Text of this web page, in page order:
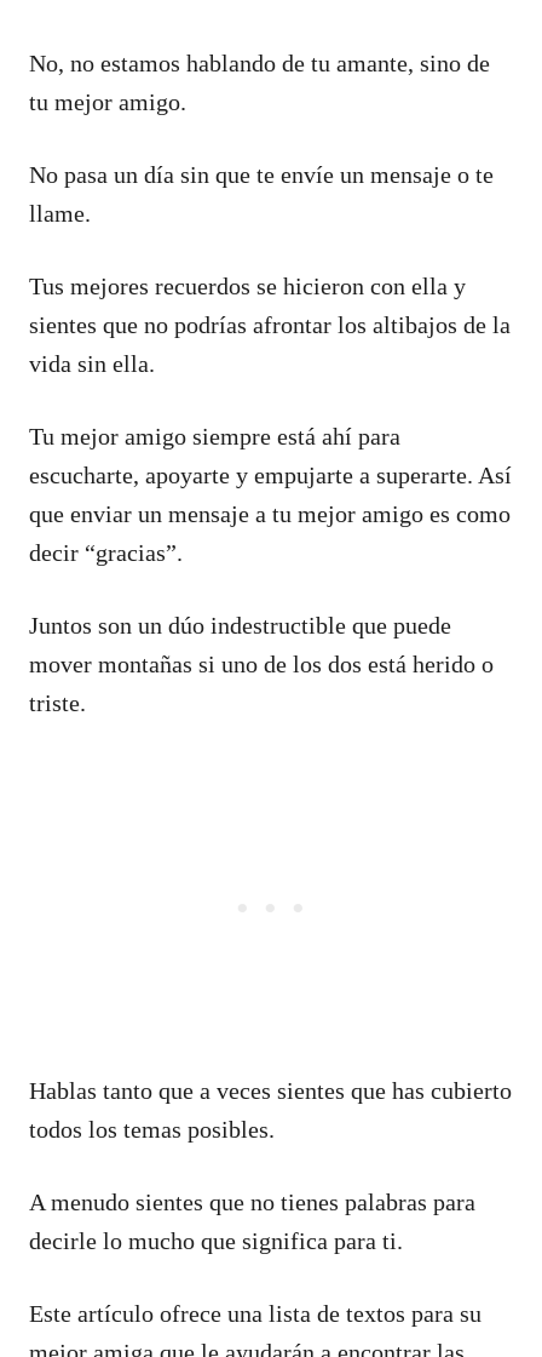
No, no estamos hablando de tu amante, sino de
tu mejor amigo.
No pasa un día sin que te envíe un mensaje o te
llame.
Tus mejores recuerdos se hicieron con ella y
sientes que no podrías afrontar los altibajos de la
vida sin ella.
Tu mejor amigo siempre está ahí para
escucharte, apoyarte y empujarte a superarte. Así
que enviar un mensaje a tu mejor amigo es como
decir “gracias”.
Juntos son un dúo indestructible que puede
mover montañas si uno de los dos está herido o
triste.
Hablas tanto que a veces sientes que has cubierto
todos los temas posibles.
A menudo sientes que no tienes palabras para
decirle lo mucho que significa para ti.
Este artículo ofrece una lista de textos para su